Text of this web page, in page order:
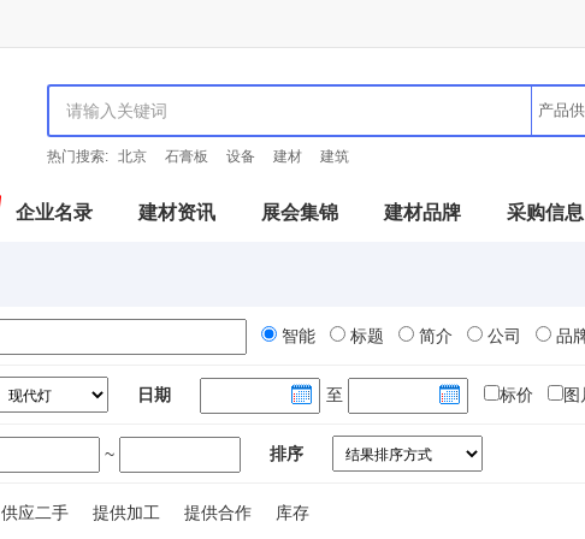
热门搜索: 北京 石膏板 设备 建材 建筑
企业名录 建材资讯 展会集锦 建材品牌 采购信息
智能 标题 简介 公司 品
日期 至 标价
~ 排序
供应二手 提供加工 提供合作 库存